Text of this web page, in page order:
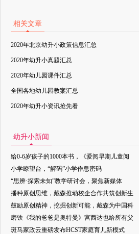
相关文章
2020年北京幼升小政策信息汇总
2020年幼升小真题汇总
2020年幼儿园课件汇总
全国各地幼儿园教案汇总
2020年幼升小资讯抢先看
幼升小新闻
给0-6岁孩子的1000本书，《爱阅早期儿童阅
小学瞭望台，“解码”小学作息密码
“思辨·探索未知”教学研讨会，聚焦新媒体
播种原创思维，戴森推动校企合作共筑创新生
鼓励原创精神，挖掘创新可能，戴森为中国科
磨铁《我的爸爸是奥特曼》宫西达也给所有父
斑马家政云重磅发布HCST家庭育儿新模式